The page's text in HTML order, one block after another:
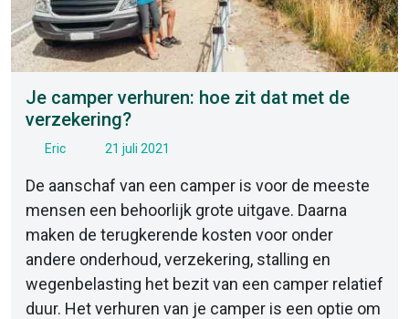
Je camper verhuren: hoe zit dat met de
verzekering?
Eric 21 juli 2021
De aanschaf van een camper is voor de meeste
mensen een behoorlijk grote uitgave. Daarna
maken de terugkerende kosten voor onder
andere onderhoud, verzekering, stalling en
wegenbelasting het bezit van een camper relatief
duur. Het verhuren van je camper is een optie om